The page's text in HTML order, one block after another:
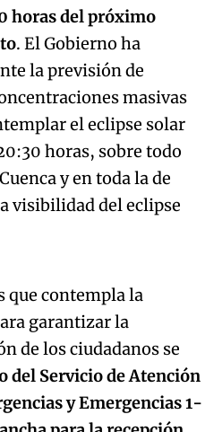
horas del próximo
. El Gobierno ha
la previsión de
masivas
el eclipse solar
horas, sobre todo
y en toda la de
visibilidad del eclipse
again
que contempla la
garantizar la
de los ciudadanos se
del Servicio de Atención
y Emergencias 1-